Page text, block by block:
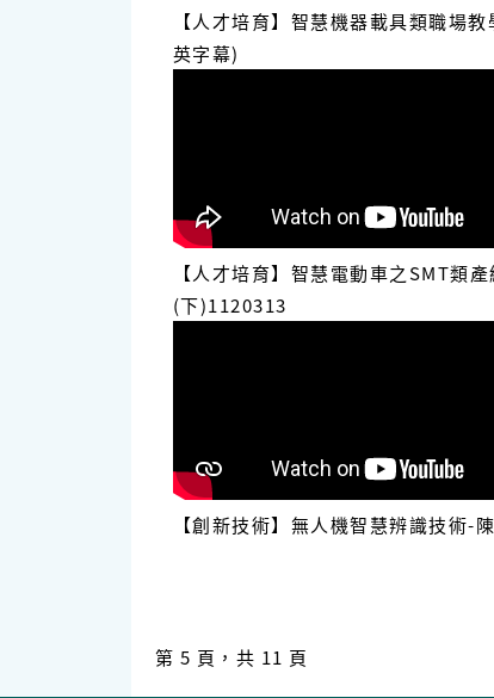
【人才培育】智慧機器載具類職場
英字幕)
【人才培育】智慧電動車之SMT類
(下)1120313
【創新技術】無人機智慧辨識技術-
第 5 頁，共 11 頁